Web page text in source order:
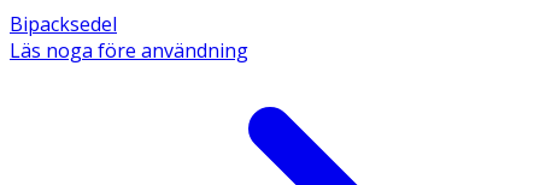
Bipacksedel
Läs noga före användning